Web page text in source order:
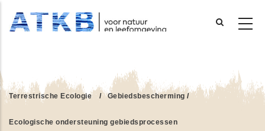
naar
de
inhoud
Terrestrische Ecologie / Gebiedsbescherming /
Ecologische ondersteuning gebiedsprocessen